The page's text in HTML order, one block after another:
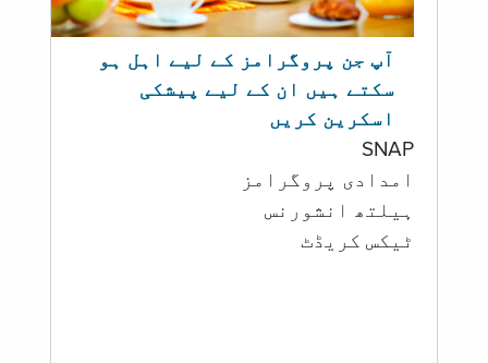
آپ جن پروگرامز کے لیے اہل ہو
سکتے ہیں ان کے لیے پیشکی
اسکرین کریں
SNAP
امدادی پروگرامز
‏ہیلتھ انشورنس
ٹیکس کریڈٹ